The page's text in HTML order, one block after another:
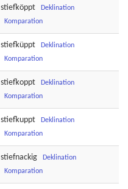
stiefköppt
Deklination
Komparation
stiefküppt
Deklination
Komparation
stiefkoppt
Deklination
Komparation
stiefkuppt
Deklination
Komparation
stiefnackig
Deklination
Komparation